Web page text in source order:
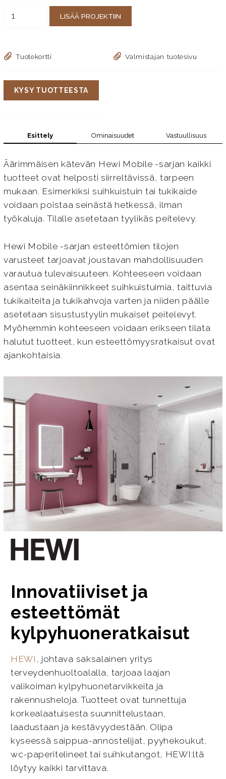
LISÄÄ PROJEKTIIN
Tuotekortti Valmistajan tuotesivu
KYSY TUOTTEESTA
Esittely Ominaisuudet Vastuullisuus
Äärimmäisen kätevän Hewi Mobile -sarjan kaikki
tuotteet ovat helposti siirreltävissä, tarpeen
mukaan. Esimerkiksi suihkuistuin tai tukikaide
voidaan poistaa seinästä hetkessä, ilman
työkaluja. Tilalle asetetaan tyylikäs peitelevy.
Hewi Mobile -sarjan esteettömien tilojen
varusteet tarjoavat joustavan mahdollisuuden
varautua tulevaisuuteen. Kohteeseen voidaan
asentaa seinäkiinnikkeet suihkuistuimia, taittuvia
tukikaiteita ja tukikahvoja varten ja niiden päälle
asetetaan sisustustyylin mukaiset peitelevyt.
Myöhemmin kohteeseen voidaan erikseen tilata
halutut tuotteet, kun esteettömyysratkaisut ovat
ajankohtaisia.
Innovatiiviset ja
esteettömät
kylpyhuoneratkaisut
HEWI , johtava saksalainen yritys
terveydenhuoltoalalla, tarjoaa laajan
valikoiman kylpyhuonetarvikkeita ja
rakennusheloja. Tuotteet ovat tunnettuja
korkealaatuisesta suunnittelustaan,
laadustaan ja kestävyydestään. Olipa
kyseessä saippua-annostelijat, pyyhekoukut,
wc-paperitelineet tai suihkutangot, HEWI:ltä
löytyy kaikki tarvittava.